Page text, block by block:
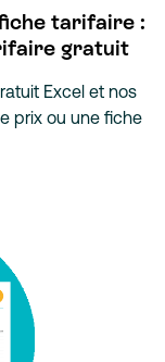
tarifaire :
gratuit
Excel et nos
prix ou une fiche